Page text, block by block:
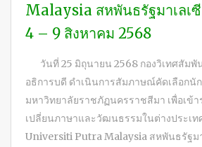
Malaysia สหพันธรัฐมาเลเ
4 – 9 สิงหาคม 2568
วันที่ 25 มิถุนายน 2568 กองวิเทศสัมพั
อธิการบดี ดำเนินการสัมภาษณ์คัดเลือกนั
มหาวิทยาลัยราชภัฏนครราชสีมา เพื่อเข้
เปลี่ยนภาษาและวัฒนธรรมในต่างประเ
Universiti Putra Malaysia สหพันธรัฐม